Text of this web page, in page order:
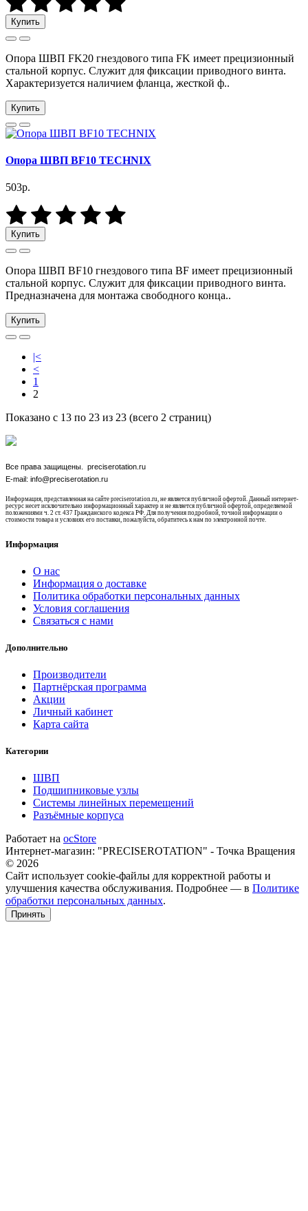
Купить
Опора ШВП FK20 гнездового типа FK имеет прецизионный
стальной корпус. Служит для фиксации приводного винта.
Характеризуется наличием фланца, жесткой ф..
Купить
Опора ШВП BF10 TECHNIX
503р.
Купить
Опора ШВП BF10 гнездового типа BF имеет прецизионный
стальной корпус. Служит для фиксации приводного винта.
Предназначена для монтажа свободного конца..
Купить
|<
<
1
2
Показано с 13 по 23 из 23 (всего 2 страниц)
Все права защищены. preciserotation.ru
E-mail: info@preciserotation.ru
Информация, представленная на сайте preciserotation.ru, не является публичной офертой. Данный интернет-
ресурс несет исключительно информационный характер и не является публичной офертой, определяемой
положениями ч. 2 ст. 437 Гражданского кодекса РФ. Для получения подробной, точной информации о
стоимости товара и условиях его поставки, пожалуйста, обратитесь к нам по электронной почте.
Информация
О нас
Информация о доставке
Политика обработки персональных данных
Условия соглашения
Связаться с нами
Дополнительно
Производители
Партнёрская программа
Акции
Личный кабинет
Карта сайта
Категории
ШВП
Подшипниковые узлы
Системы линейных перемещений
Разъёмные корпуса
Работает на ocStore
Интернет-магазин: "PRECISEROTATION" - Точка Вращения
© 2026
Сайт использует cookie-файлы для корректной работы и
улучшения качества обслуживания. Подробнее — в Политике
обработки персональных данных.
Принять